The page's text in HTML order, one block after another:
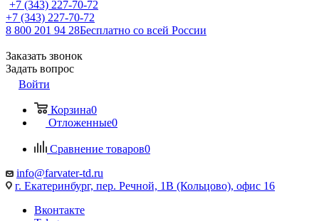
+7 (343) 227-70-72
+7 (343) 227-70-72
8 800 201 94 28Бесплатно со всей России
Заказать звонок
Задать вопрос
Войти
Корзина0
Отложенные0
Сравнение товаров0
info@farvater-td.ru
г. Екатеринбург, пер. Речной, 1В (Кольцово), офис 16
Вконтакте